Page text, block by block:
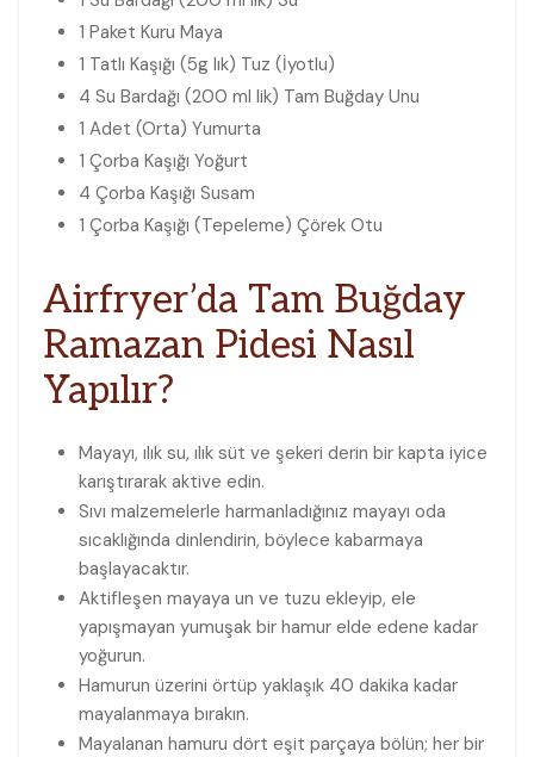
1 Paket Kuru Maya
1 Tatlı Kaşığı (5g lık) Tuz (İyotlu)
4 Su Bardağı (200 ml lik) Tam Buğday Unu
1 Adet (Orta) Yumurta
1 Çorba Kaşığı Yoğurt
4 Çorba Kaşığı Susam
1 Çorba Kaşığı (Tepeleme) Çörek Otu
Airfryer’da Tam Buğday
Ramazan Pidesi Nasıl
Yapılır?
Mayayı, ılık su, ılık süt ve şekeri derin bir kapta iyice
karıştırarak aktive edin.
Sıvı malzemelerle harmanladığınız mayayı oda
sıcaklığında dinlendirin, böylece kabarmaya
başlayacaktır.
Aktifleşen mayaya un ve tuzu ekleyip, ele
yapışmayan yumuşak bir hamur elde edene kadar
yoğurun.
Hamurun üzerini örtüp yaklaşık 40 dakika kadar
mayalanmaya bırakın.
Mayalanan hamuru dört eşit parçaya bölün; her bir